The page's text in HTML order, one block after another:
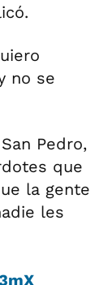
no se
Pedro,
que
la gente
les